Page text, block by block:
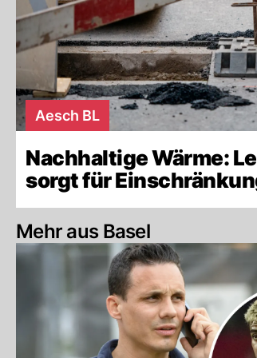
Aesch BL
Nachhaltige Wärme:
sorgt für
Mehr aus Basel